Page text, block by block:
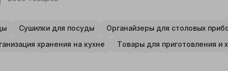
Сушилки для посуды
Органайзеры для столовых
хранения на кухне Товары для приготовления и